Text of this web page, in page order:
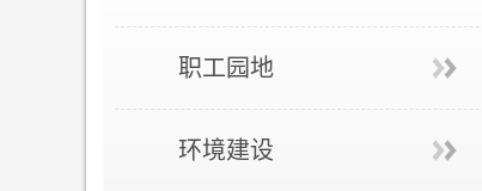
职工园地
环境建设